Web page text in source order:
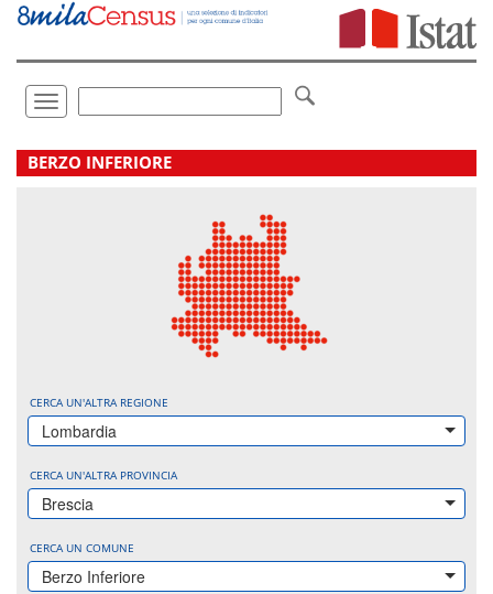
Vai
direttamente
Toggle
navigation
.
BERZO INFERIORE
CERCA UN'ALTRA REGIONE
Lombardia
CERCA UN'ALTRA PROVINCIA
Brescia
CERCA UN COMUNE
Berzo Inferiore